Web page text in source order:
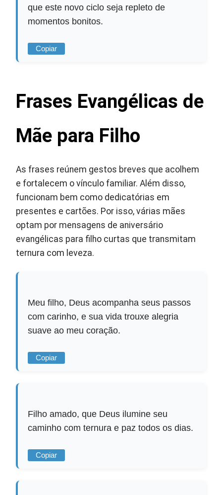
que este novo ciclo seja repleto de
momentos bonitos.
Copiar
Frases Evangélicas de
Mãe para Filho
As frases reúnem gestos breves que acolhem
e fortalecem o vínculo familiar. Além disso,
funcionam bem como dedicatórias em
presentes e cartões. Por isso, várias mães
optam por mensagens de aniversário
evangélicas para filho curtas que transmitam
ternura com leveza.
Meu filho, Deus acompanha seus passos
com carinho, e sua vida trouxe alegria
suave ao meu coração.
Copiar
Filho amado, que Deus ilumine seu
caminho com ternura e paz todos os dias.
Copiar